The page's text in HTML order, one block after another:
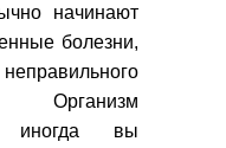
начинают
болезни,
иногда вы